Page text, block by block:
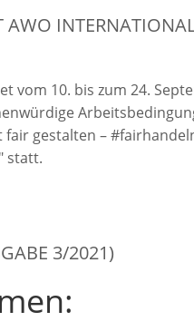
AWO
vom 10. bis zum 24.
gestalten –
statt.
3/2021)